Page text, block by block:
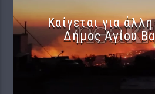
Καίγεται για
Δήμος Αγίου